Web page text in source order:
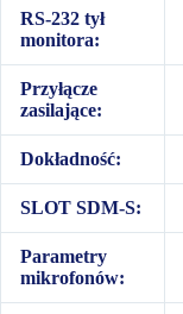
RS-232 tył
monitora:
Przyłącze
zasilające:
Dokładność:
SLOT SDM-S:
Parametry
mikrofonów: